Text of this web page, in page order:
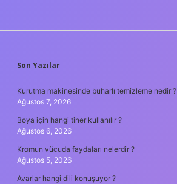
SIDEBAR
Son Yazılar
Kurutma makinesinde buharlı temizleme nedir ?
Ağustos 7, 2026
Boya için hangi tiner kullanılır ?
Ağustos 6, 2026
Kromun vücuda faydaları nelerdir ?
Ağustos 5, 2026
Avarlar hangi dili konuşuyor ?